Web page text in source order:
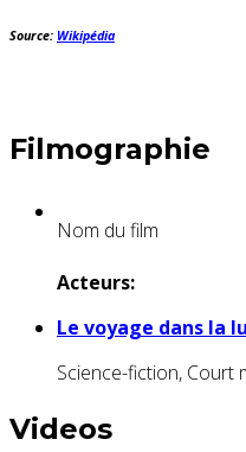
Source: Wikipédia
Filmographie
Nom du film
Acteurs:
Le voyage dans la
Science-fiction, Court
Videos